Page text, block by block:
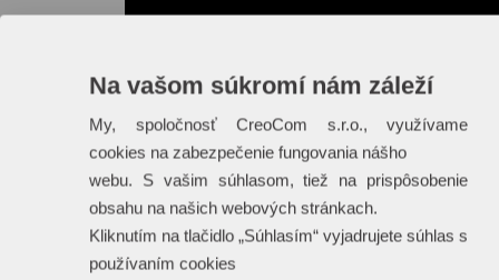
Na vašom súkromí nám záleží
My, spoločnosť CreoCom s.r.o., využívame
cookies na zabezpečenie fungovania nášho
webu. S vašim súhlasom, tiež na prispôsobenie
obsahu na našich webových stránkach.
Kliknutím na tlačidlo „Súhlasím“ vyjadrujete súhlas s
používaním cookies